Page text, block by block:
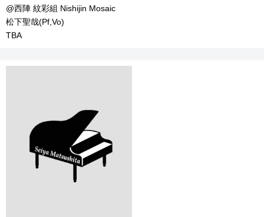
@西陣 紋彩組 Nishijin Mosaic
松下聖哉(Pf,Vo)
TBA